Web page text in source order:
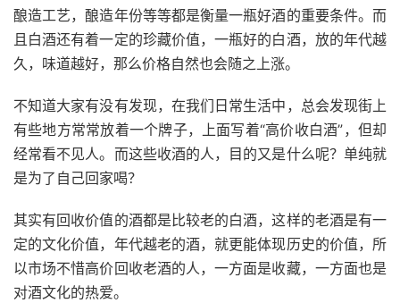
酿造工艺，酿造年份等等都是衡量一瓶好酒的重要条件。而
且白酒还有着一定的珍藏价值，一瓶好的白酒，放的年代越
久，味道越好，那么价格自然也会随之上涨。
不知道大家有没有发现，在我们日常生活中，总会发现街上
有些地方常常放着一个牌子，上面写着“高价收白酒”，但却
经常看不见人。而这些收酒的人，目的又是什么呢？单纯就
是为了自己回家喝？
其实有回收价值的酒都是比较老的白酒，这样的老酒是有一
定的文化价值，年代越老的酒，就更能体现历史的价值，所
以市场不惜高价回收老酒的人，一方面是收藏，一方面也是
对酒文化的热爱。